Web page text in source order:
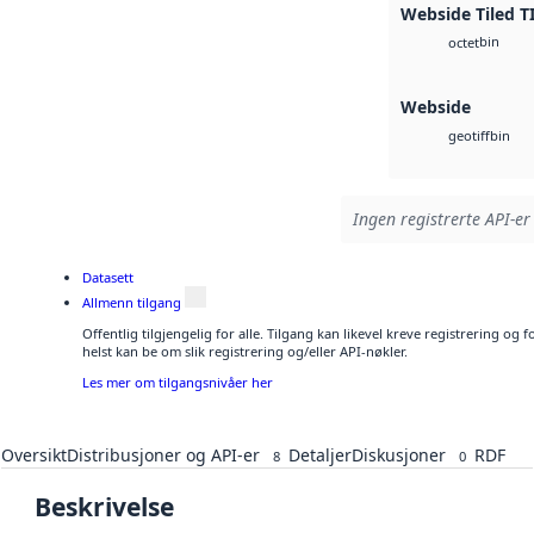
Webside Tiled
octetbin
Webside
geotiffbin
Ingen registrerte API-
Datasett
Allmenn tilgang
Offentlig tilgjengelig for alle. Tilgang kan likevel kreve registrering og
helst kan be om slik registrering og/eller API-nøkler.
Les mer om tilgangsnivåer her
OversiktDistribusjoner og API-er 8 DetaljerDiskusjoner 0 RDF
Beskrivelse